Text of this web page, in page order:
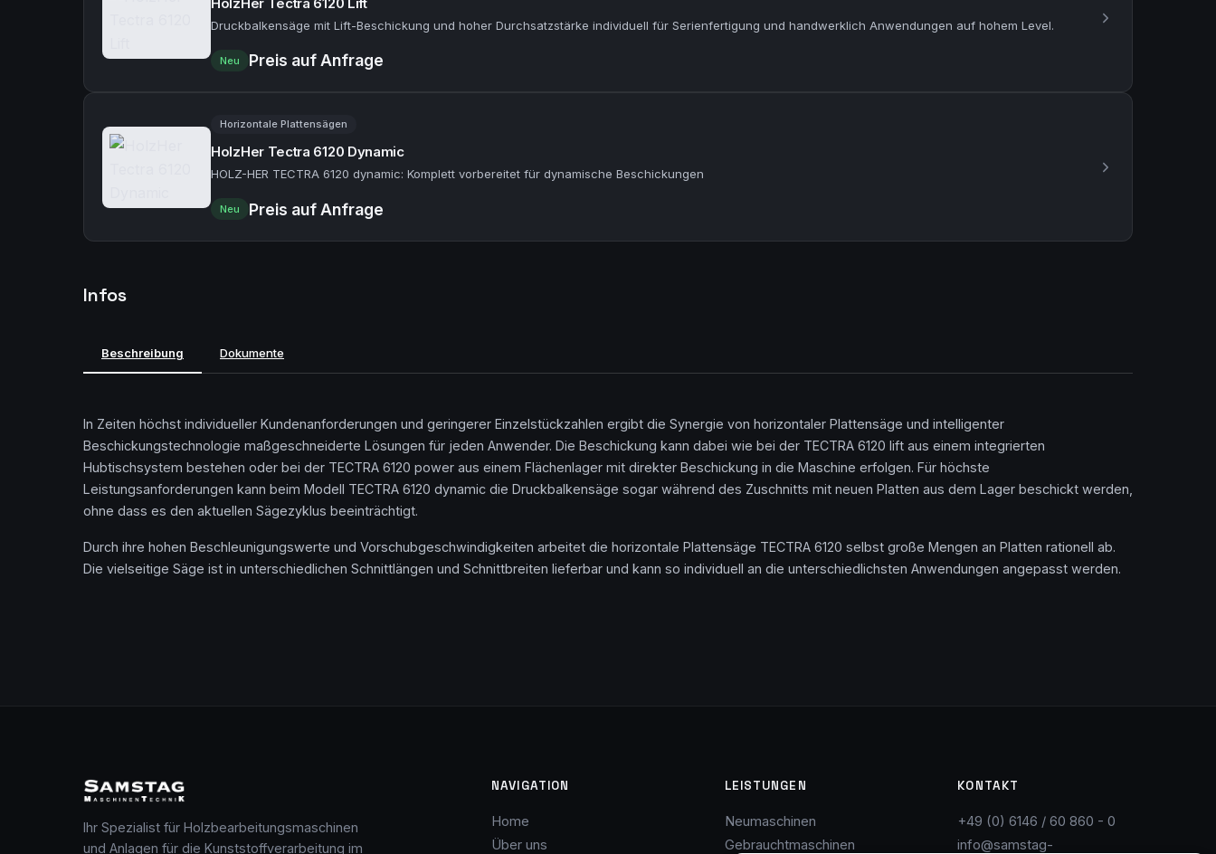
Druckbalkensäge mit Lift-Beschickung und hoher Durchsatzstärke individuell für Serienfertigung und handwerklich Anwendungen auf hohem Level.
Neu Preis auf Anfrage
Horizontale Plattensägen
HolzHer Tectra 6120 Dynamic
HOLZ-HER TECTRA 6120 dynamic: Komplett vorbereitet für dynamische Beschickungen
Neu Preis auf Anfrage
Infos
Beschreibung Dokumente
In Zeiten höchst individueller Kundenanforderungen und geringerer Einzelstückzahlen ergibt die Synergie von horizontaler Plattensäge und intelligenter
Beschickungstechnologie maßgeschneiderte Lösungen für jeden Anwender. Die Beschickung kann dabei wie bei der TECTRA 6120 lift aus einem integrierten
Hubtischsystem bestehen oder bei der TECTRA 6120 power aus einem Flächenlager mit direkter Beschickung in die Maschine erfolgen. Für höchste
Leistungsanforderungen kann beim Modell TECTRA 6120 dynamic die Druckbalkensäge sogar während des Zuschnitts mit neuen Platten aus dem Lager beschickt werden,
ohne dass es den aktuellen Sägezyklus beeinträchtigt.
Durch ihre hohen Beschleunigungswerte und Vorschubgeschwindigkeiten arbeitet die horizontale Plattensäge TECTRA 6120 selbst große Mengen an Platten rationell ab.
Die vielseitige Säge ist in unterschiedlichen Schnittlängen und Schnittbreiten lieferbar und kann so individuell an die unterschiedlichsten Anwendungen angepasst werden.
Ihr Spezialist für Holzbearbeitungsmaschinen
und Anlagen für die Kunststoffverarbeitung im
NAVIGATION
Home
Über uns
LEISTUNGEN
Neumaschinen
Gebrauchtmaschinen
KONTAKT
+49 (0) 6146 / 60 860 - 0
info@samstag-